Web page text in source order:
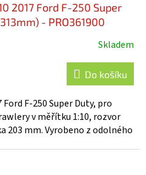
2017 Ford F-250 Super
- PRO361900
Skladem
Do košíku
F-250 Super Duty, pro
v měřítku 1:10, rozvor
203 mm. Vyrobeno z odolného